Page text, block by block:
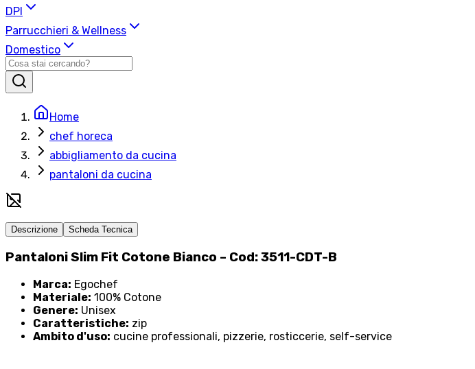
DPI
Parrucchieri & Wellness
Domestico
Home
chef horeca
abbigliamento da cucina
pantaloni da cucina
Descrizione Scheda Tecnica
Pantaloni Slim Fit Cotone Bianco – Cod: 3511-CDT-B
Marca: Egochef
Materiale: 100% Cotone
Genere: Unisex
Caratteristiche: zip
Ambito d'uso: cucine professionali, pizzerie, rosticcerie, self-service